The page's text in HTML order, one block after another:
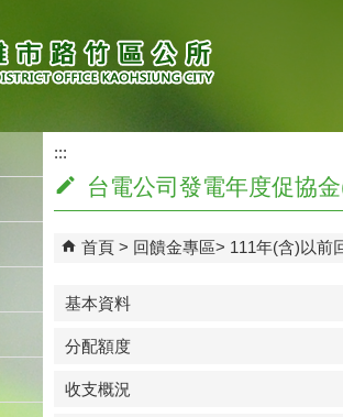
:::
台電公司發電年度促協
首頁 回饋金專區 111年(含)以前
基本資料
分配額度
收支概況